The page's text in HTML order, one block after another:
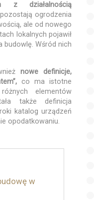
z działalnością
ogrodzenia
ale od nowego
lokalnych pojawił
budowlę. Wśród nich
nowe definicje,
co ma istotne
elementów
także definicja
katalog urządzeń
opodatkowaniu.
w